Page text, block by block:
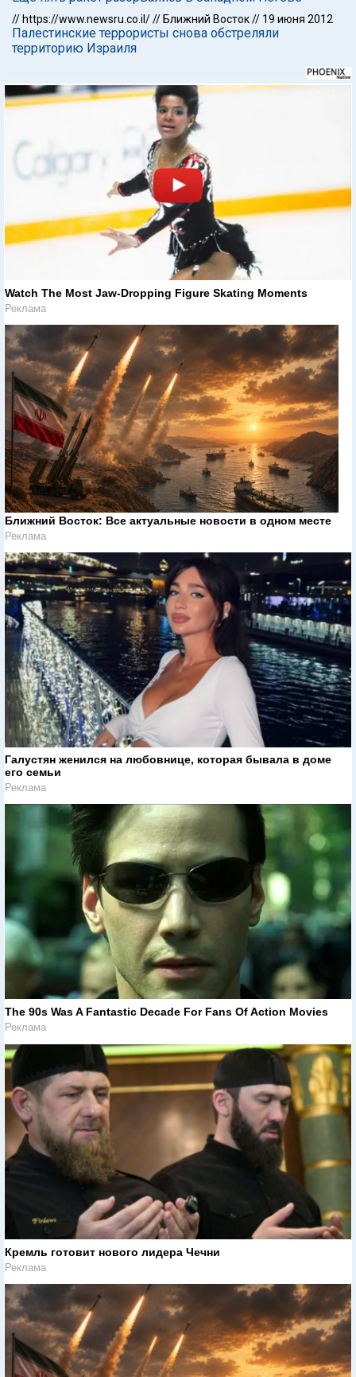
// https://www.newsru.co.il/// Ближний Восток// 19 июня 2012
Палестинские террористы снова обстреляли
территорию Израиля
Watch The Most Jaw‑Dropping Figure Skating Moments
Реклама
Ближний Восток: Все актуальные новости в одном месте
Реклама
Галустян женился на любовнице, которая бывала в доме
его семьи
Реклама
The 90s Was A Fantastic Decade For Fans Of Action Movies
Реклама
Кремль готовит нового лидера Чечни
Реклама